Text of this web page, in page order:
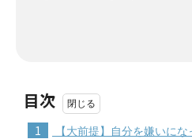
目次
1
【大前提】自分を嫌いに